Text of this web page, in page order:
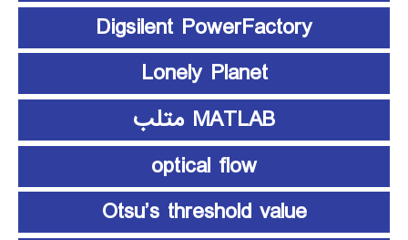
Digsilent PowerFactory
Lonely Planet
MATLAB متلب
optical flow
Otsu’s threshold value